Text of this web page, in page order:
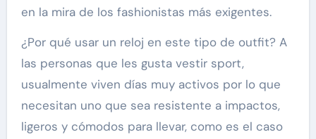
en la mira de los fashionistas más exigentes.
¿Por qué usar un reloj en este tipo de outfit? A
las personas que les gusta vestir sport,
usualmente viven días muy activos por lo que
necesitan uno que sea resistente a impactos,
ligeros y cómodos para llevar, como es el caso